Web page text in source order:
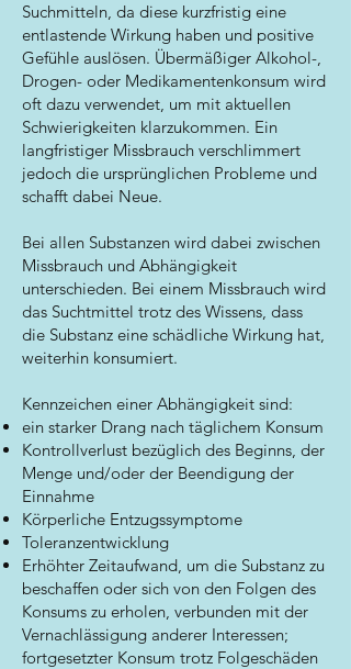
Suchmitteln, da diese kurzfristig eine
entlastende Wirkung haben und positive
Gefühle auslösen. Übermäßiger Alkohol-,
Drogen- oder Medikamentenkonsum wird
oft dazu verwendet, um mit aktuellen
Schwierigkeiten klarzukommen. Ein
langfristiger Missbrauch verschlimmert
jedoch die ursprünglichen Probleme und
schafft dabei Neue.
Bei allen Substanzen wird dabei zwischen
Missbrauch und Abhängigkeit
unterschieden. Bei einem Missbrauch wird
das Suchtmittel trotz des Wissens, dass
die Substanz eine schädliche Wirkung hat,
weiterhin konsumiert.
Kennzeichen einer Abhängigkeit sind:
ein starker Drang nach täglichem Konsum
Kontrollverlust bezüglich des Beginns, der
Menge und/oder der Beendigung der
Einnahme
Körperliche Entzugssymptome
Toleranzentwicklung
Erhöhter Zeitaufwand, um die Substanz zu
beschaffen oder sich von den Folgen des
Konsums zu erholen, verbunden mit der
Vernachlässigung anderer Interessen;
fortgesetzter Konsum trotz Folgeschäden